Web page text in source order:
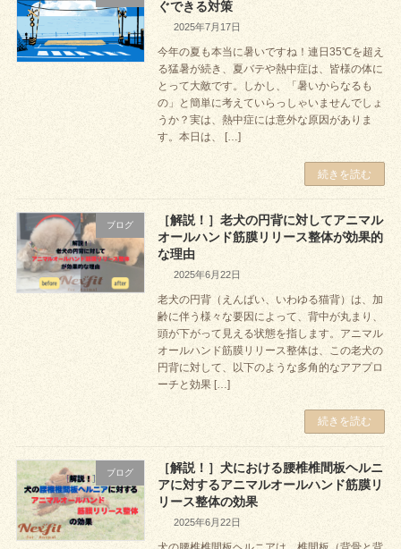
ぐできる対策
2025年7月17日
今年の夏も本当に暑いですね！連日35℃を超え
る猛暑が続き、夏バテや熱中症は、皆様の体に
とって大敵です。しかし、「暑いからなるも
の」と簡単に考えていらっしゃいませんでしょ
うか？実は、熱中症には意外な原因がありま
す。本日は、 […]
続きを読む
ブログ
［解説！］老犬の円背に対してアニマル
オールハンド筋膜リリース整体が効果的
な理由
2025年6月22日
老犬の円背（えんばい、いわゆる猫背）は、加
齢に伴う様々な要因によって、背中が丸まり、
頭が下がって見える状態を指します。アニマル
オールハンド筋膜リリース整体は、この老犬の
円背に対して、以下のような多角的なアアプロ
ーチと効果 […]
続きを読む
ブログ
［解説！］犬における腰椎椎間板ヘルニ
アに対するアニマルオールハンド筋膜リ
リース整体の効果
2025年6月22日